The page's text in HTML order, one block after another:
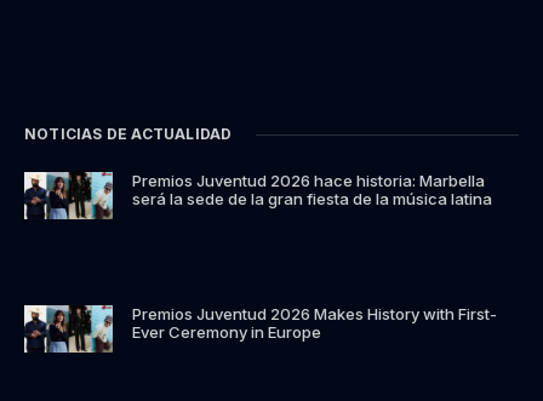
NOTICIAS DE ACTUALIDAD
Premios Juventud 2026 hace historia: Marbella
será la sede de la gran fiesta de la música latina
Premios Juventud 2026 Makes History with First-
Ever Ceremony in Europe